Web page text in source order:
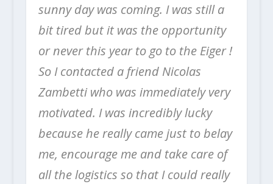
sunny day was coming. I was still a
bit tired but it was the opportunity
or never this year to go to the Eiger !
So I contacted a friend Nicolas
Zambetti who was immediately very
motivated. I was incredibly lucky
because he really came just to belay
me, encourage me and take care of
all the logistics so that I could really